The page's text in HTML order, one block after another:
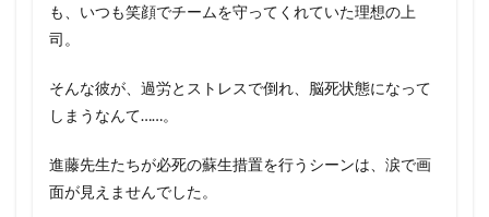
も、いつも笑顔でチームを守ってくれていた理想の上
司。
そんな彼が、過労とストレスで倒れ、脳死状態になって
しまうなんて……。
進藤先生たちが必死の蘇生措置を行うシーンは、涙で画
面が見えませんでした。